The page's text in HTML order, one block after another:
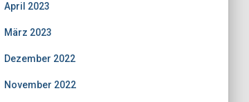
April 2023
März 2023
Dezember 2022
November 2022